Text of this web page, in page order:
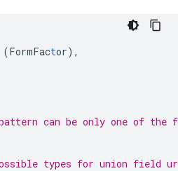
(FormFactor) ,
can be only one of the
types for union field